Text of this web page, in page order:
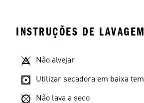
INSTRUÇÕES DE LAVAGEM
Não alvejar
Utilizar secadora em baixa
Não lava a seco